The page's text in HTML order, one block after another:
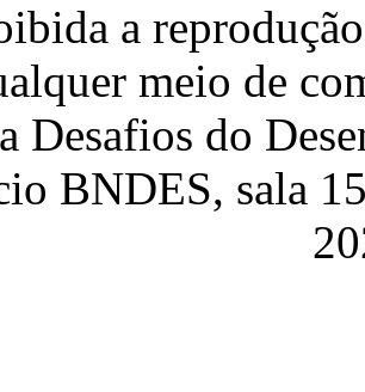
a
meio de
Desafios do
BNDES, sala